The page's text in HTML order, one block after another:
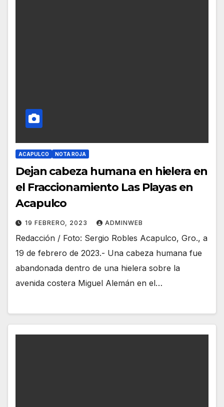
ACAPULCO NOTA ROJA
Dejan cabeza humana en hielera en
el Fraccionamiento Las Playas en
Acapulco
19 FEBRERO, 2023 ADMINWEB
Redacción / Foto: Sergio Robles Acapulco, Gro., a
19 de febrero de 2023.- Una cabeza humana fue
abandonada dentro de una hielera sobre la
avenida costera Miguel Alemán en el…